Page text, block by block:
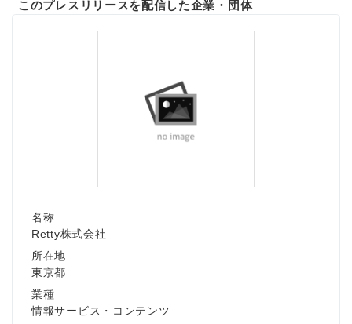
このプレスリリースを配信した企業・団体
名称
Retty株式会社
所在地
東京都
業種
情報サービス・コンテンツ